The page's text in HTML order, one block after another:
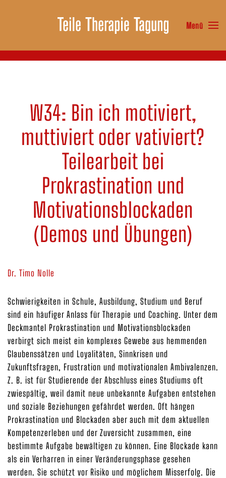
Zum Hauptinhalt springen Menü
W34: Bin ich motiviert,
muttiviert oder vativiert?
Teilearbeit bei
Prokrastination und
Motivationsblockaden
(Demos und Übungen)
Dr. Timo Nolle
Schwierigkeiten in Schule, Ausbildung, Studium und Beruf
sind ein häufiger Anlass für Therapie und Coaching. Unter dem
Deckmantel Prokrastination und Motivationsblockaden
verbirgt sich meist ein komplexes Gewebe aus hemmenden
Glaubenssätzen und Loyalitäten, Sinnkrisen und
Zukunftsfragen, Frustration und motivationalen Ambivalenzen.
Z. B. ist für Studierende der Abschluss eines Studiums oft
zwiespältig, weil damit neue unbekannte Aufgaben entstehen
und soziale Beziehungen gefährdet werden. Oft hängen
Prokrastination und Blockaden aber auch mit dem aktuellen
Kompetenzerleben und der Zuversicht zusammen, eine
bestimmte Aufgabe bewältigen zu können. Eine Blockade kann
als ein Verharren in einer Veränderungsphase gesehen
werden. Sie schützt vor Risiko und möglichem Misserfolg. Die